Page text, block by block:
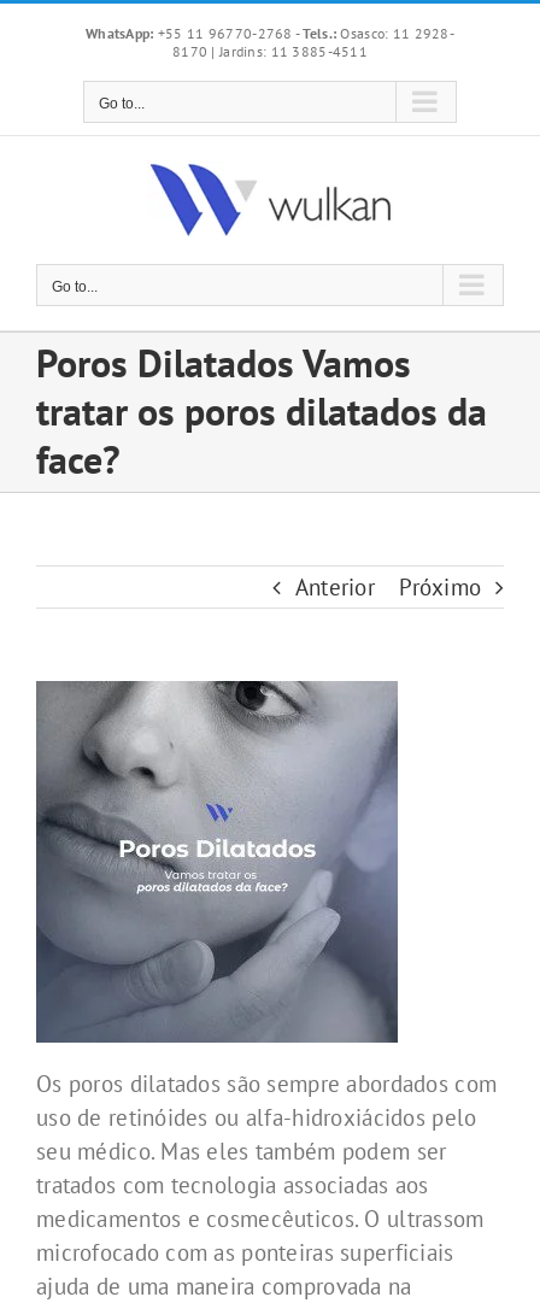
WhatsApp: +55 11 96770-2768 -Tels.: Osasco: 11 2928-
8170 | Jardins: 11 3885-4511
Go to...
Go to...
Poros Dilatados Vamos
tratar os poros dilatados da
face?
Anterior Próximo
Os poros dilatados são sempre abordados com
uso de retinóides ou alfa-hidroxiácidos pelo
seu médico. Mas eles também podem ser
tratados com tecnologia associadas aos
medicamentos e cosmecêuticos. O ultrassom
microfocado com as ponteiras superficiais
ajuda de uma maneira comprovada na